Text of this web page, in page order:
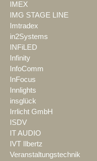
IMEX
IMG STAGE LINE
Imtradex
in2Systems
INFiLED
Infinity
InfoComm
InFocus
Innlights
insglück
Irrlicht GmbH
ISDV
IT AUDIO
IVT Ilbertz
Veranstaltungstechnik